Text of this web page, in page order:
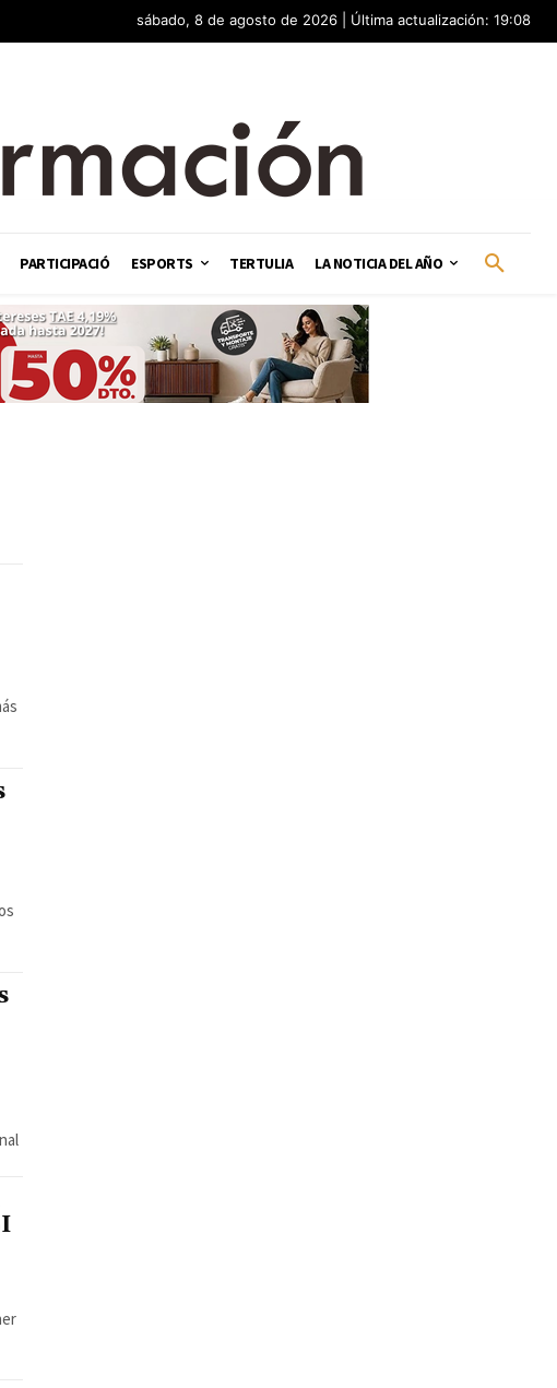
sábado, 8 de agosto de 2026 | Última actualización: 19:08
PARTICIPACIÓ ESPORTS TERTULIA LA NOTICIA DEL AÑO